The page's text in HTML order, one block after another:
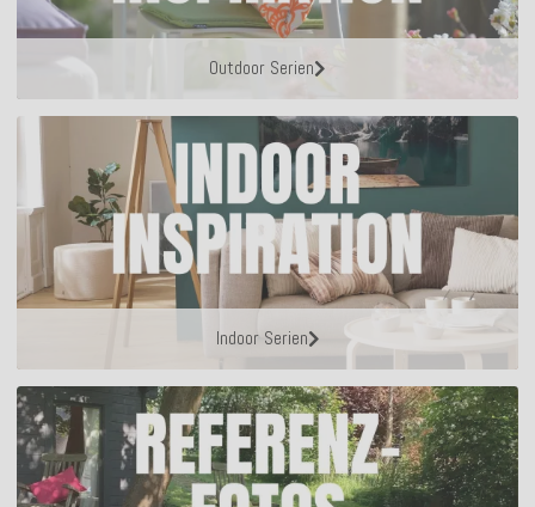
Outdoor Serien
Indoor Serien